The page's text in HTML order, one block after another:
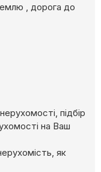
, дорога до
підбір
на Ваш
як